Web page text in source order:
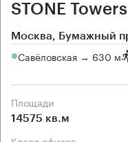
STONE Towers
Москва, Бумажный
Савёловская → 630 м
Площади
14575 кв.м